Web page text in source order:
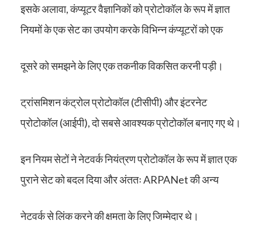
इसके अलावा, कंप्यूटर वैज्ञानिकों को प्रोटोकॉल के रूप में ज्ञात
नियमों के एक सेट का उपयोग करके विभिन्न कंप्यूटरों को एक
दूसरे को समझने के लिए एक तकनीक विकसित करनी पड़ी।
ट्रांसमिशन कंट्रोल प्रोटोकॉल (टीसीपी) और इंटरनेट
प्रोटोकॉल (आईपी), दो सबसे आवश्यक प्रोटोकॉल बनाए गए थे।
इन नियम सेटों ने नेटवर्क नियंत्रण प्रोटोकॉल के रूप में ज्ञात एक
पुराने सेट को बदल दिया और अंततः ARPANet की अन्य
नेटवर्क से लिंक करने की क्षमता के लिए जिम्मेदार थे।